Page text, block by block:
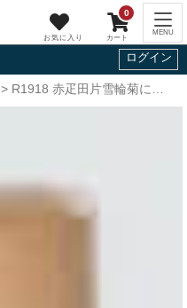
ログイン
0
> R1918 赤疋田片雪輪菊に宝尽くし☆(絹)